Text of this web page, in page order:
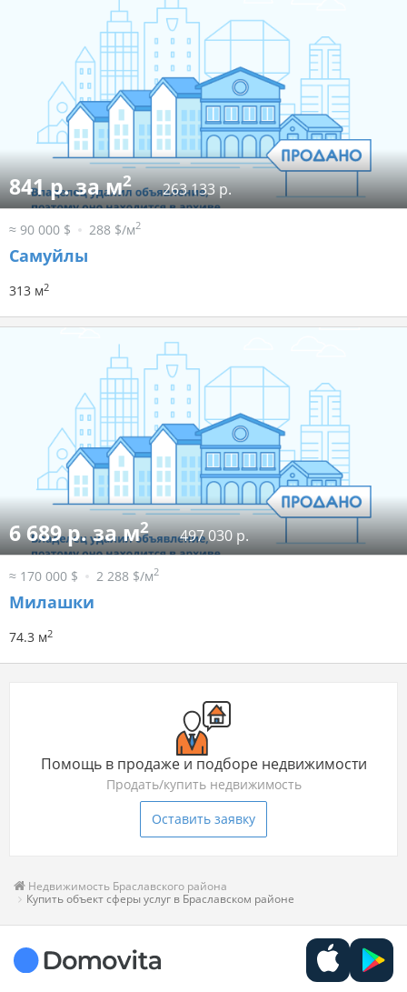
841 р. за м2 263 133 р.
≈ 90 000 $ 288 $/м2
Самуйлы
313 м2
6 689 р. за м2 497 030 р.
≈ 170 000 $ 2 288 $/м2
Милашки
74.3 м2
Помощь в продаже и подборе недвижимости
Продать/купить недвижимость
Оставить заявку
Недвижимость Браславского района
Купить объект сферы услуг в Браславском районе